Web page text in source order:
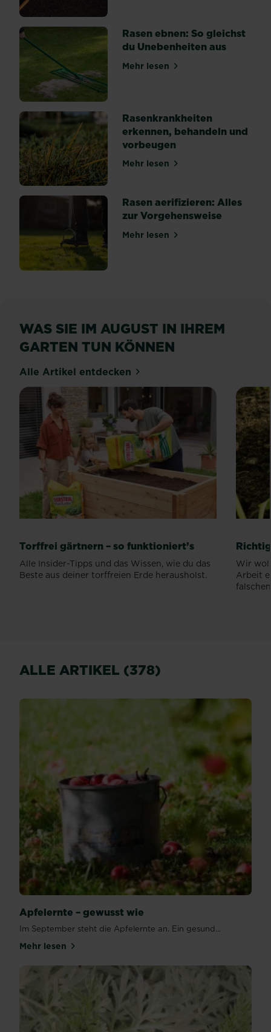
Jungpflanzen
von
Rasen ebnen: So gleichst
du Unebenheiten aus
Mehr lesenüber Rasen ebnen: So
Rasenkrankheiten
erkennen, behandeln und
vorbeugen
Mehr lesenüber Rasenkrankheiten
Rasen aerifizieren: Alles
zur Vorgehensweise
Mehr lesenüber Rasen aerifizieren:
WAS SIE IM AUGUST IN IHREM
GARTEN TUN KÖNNEN
Alle Artikel entdecken
Torffrei gärtnern – so funktioniert’s
Alle Insider-Tipps und das Wissen, wie du das
Beste aus deiner torffreien Erde herausholst.
Wir
Arbeit
ALLE ARTIKEL (378)
Apfelernte – gewusst wie
Im September steht die Apfelernte an. Ein gesund...
Mehr lesenüber Apfelernte – gewusst wie